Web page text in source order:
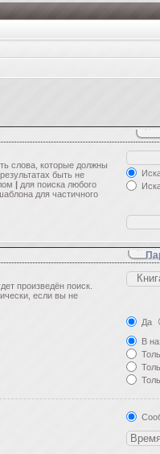
слова, которые должны
быть не
| для поиска любого
для частичного
произведён поиск.
если вы не
Да
В